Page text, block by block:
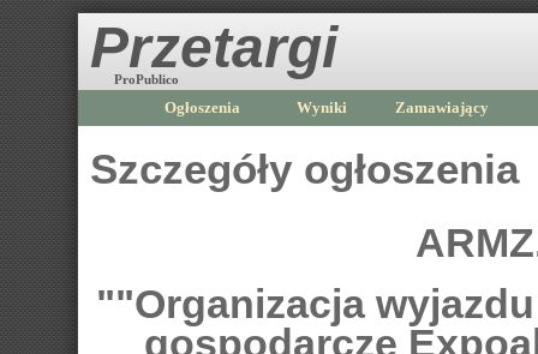
Przetargi
ProPublico
Ogłoszenia Wyniki Zamawiający
Szczegóły ogłoszenia
""Organizacja
gospodarcze